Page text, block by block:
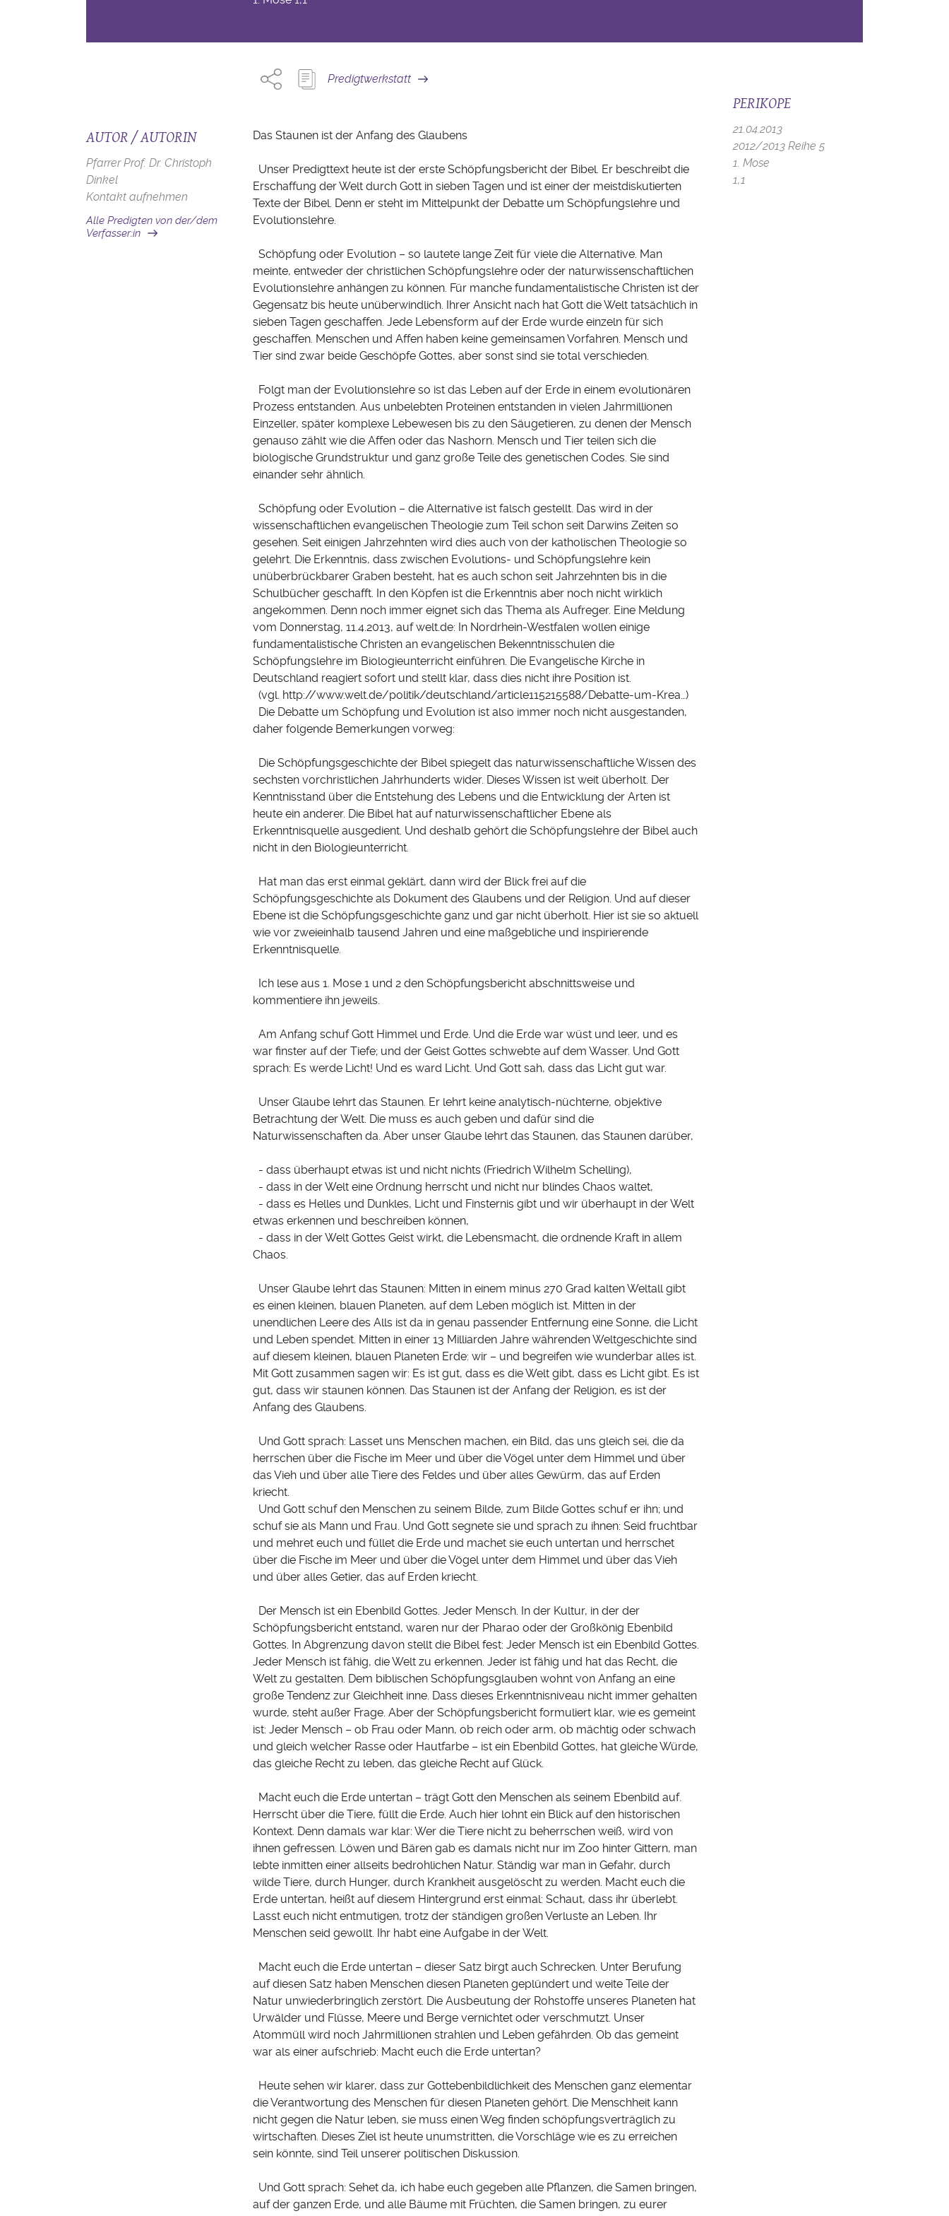
Predigtwerkstatt
AUTOR / AUTORIN
Pfarrer Prof. Dr. Christoph
Dinkel
Kontakt aufnehmen
Alle Predigten von der/dem
Verfasser:in
Das Staunen ist der Anfang des Glaubens
Unser Predigttext heute ist der erste Schöpfungsbericht der Bibel. Er beschreibt die
Erschaffung der Welt durch Gott in sieben Tagen und ist einer der meistdiskutierten
Texte der Bibel. Denn er steht im Mittelpunkt der Debatte um Schöpfungslehre und
Evolutionslehre.
Schöpfung oder Evolution – so lautete lange Zeit für viele die Alternative. Man
meinte, entweder der christlichen Schöpfungslehre oder der naturwissenschaftlichen
Evolutionslehre anhängen zu können. Für manche fundamentalistische Christen ist der
Gegensatz bis heute unüberwindlich. Ihrer Ansicht nach hat Gott die Welt tatsächlich in
sieben Tagen geschaffen. Jede Lebensform auf der Erde wurde einzeln für sich
geschaffen. Menschen und Affen haben keine gemeinsamen Vorfahren. Mensch und
Tier sind zwar beide Geschöpfe Gottes, aber sonst sind sie total verschieden.
Folgt man der Evolutionslehre so ist das Leben auf der Erde in einem evolutionären
Prozess entstanden. Aus unbelebten Proteinen entstanden in vielen Jahrmillionen
Einzeller, später komplexe Lebewesen bis zu den Säugetieren, zu denen der Mensch
genauso zählt wie die Affen oder das Nashorn. Mensch und Tier teilen sich die
biologische Grundstruktur und ganz große Teile des genetischen Codes. Sie sind
einander sehr ähnlich.
Schöpfung oder Evolution – die Alternative ist falsch gestellt. Das wird in der
wissenschaftlichen evangelischen Theologie zum Teil schon seit Darwins Zeiten so
gesehen. Seit einigen Jahrzehnten wird dies auch von der katholischen Theologie so
gelehrt. Die Erkenntnis, dass zwischen Evolutions- und Schöpfungslehre kein
unüberbrückbarer Graben besteht, hat es auch schon seit Jahrzehnten bis in die
Schulbücher geschafft. In den Köpfen ist die Erkenntnis aber noch nicht wirklich
angekommen. Denn noch immer eignet sich das Thema als Aufreger. Eine Meldung
vom Donnerstag, 11.4.2013, auf welt.de: In Nordrhein-Westfalen wollen einige
fundamentalistische Christen an evangelischen Bekenntnisschulen die
Schöpfungslehre im Biologieunterricht einführen. Die Evangelische Kirche in
Deutschland reagiert sofort und stellt klar, dass dies nicht ihre Position ist.
(vgl. http://www.welt.de/politik/deutschland/article115215588/Debatte-um-Krea…)
Die Debatte um Schöpfung und Evolution ist also immer noch nicht ausgestanden,
daher folgende Bemerkungen vorweg:
Die Schöpfungsgeschichte der Bibel spiegelt das naturwissenschaftliche Wissen des
sechsten vorchristlichen Jahrhunderts wider. Dieses Wissen ist weit überholt. Der
Kenntnisstand über die Entstehung des Lebens und die Entwicklung der Arten ist
heute ein anderer. Die Bibel hat auf naturwissenschaftlicher Ebene als
Erkenntnisquelle ausgedient. Und deshalb gehört die Schöpfungslehre der Bibel auch
nicht in den Biologieunterricht.
Hat man das erst einmal geklärt, dann wird der Blick frei auf die
Schöpfungsgeschichte als Dokument des Glaubens und der Religion. Und auf dieser
Ebene ist die Schöpfungsgeschichte ganz und gar nicht überholt. Hier ist sie so aktuell
wie vor zweieinhalb tausend Jahren und eine maßgebliche und inspirierende
Erkenntnisquelle.
Ich lese aus 1. Mose 1 und 2 den Schöpfungsbericht abschnittsweise und
kommentiere ihn jeweils.
Am Anfang schuf Gott Himmel und Erde. Und die Erde war wüst und leer, und es
war finster auf der Tiefe; und der Geist Gottes schwebte auf dem Wasser. Und Gott
sprach: Es werde Licht! Und es ward Licht. Und Gott sah, dass das Licht gut war.
Unser Glaube lehrt das Staunen. Er lehrt keine analytisch-nüchterne, objektive
Betrachtung der Welt. Die muss es auch geben und dafür sind die
Naturwissenschaften da. Aber unser Glaube lehrt das Staunen, das Staunen darüber,
- dass überhaupt etwas ist und nicht nichts (Friedrich Wilhelm Schelling),
- dass in der Welt eine Ordnung herrscht und nicht nur blindes Chaos waltet,
- dass es Helles und Dunkles, Licht und Finsternis gibt und wir überhaupt in der Welt
etwas erkennen und beschreiben können,
- dass in der Welt Gottes Geist wirkt, die Lebensmacht, die ordnende Kraft in allem
Chaos.
Unser Glaube lehrt das Staunen: Mitten in einem minus 270 Grad kalten Weltall gibt
es einen kleinen, blauen Planeten, auf dem Leben möglich ist. Mitten in der
unendlichen Leere des Alls ist da in genau passender Entfernung eine Sonne, die Licht
und Leben spendet. Mitten in einer 13 Milliarden Jahre währenden Weltgeschichte sind
auf diesem kleinen, blauen Planeten Erde: wir – und begreifen wie wunderbar alles ist.
Mit Gott zusammen sagen wir: Es ist gut, dass es die Welt gibt, dass es Licht gibt. Es ist
gut, dass wir staunen können. Das Staunen ist der Anfang der Religion, es ist der
Anfang des Glaubens.
Und Gott sprach: Lasset uns Menschen machen, ein Bild, das uns gleich sei, die da
herrschen über die Fische im Meer und über die Vögel unter dem Himmel und über
das Vieh und über alle Tiere des Feldes und über alles Gewürm, das auf Erden
kriecht.
Und Gott schuf den Menschen zu seinem Bilde, zum Bilde Gottes schuf er ihn; und
schuf sie als Mann und Frau. Und Gott segnete sie und sprach zu ihnen: Seid fruchtbar
und mehret euch und füllet die Erde und machet sie euch untertan und herrschet
über die Fische im Meer und über die Vögel unter dem Himmel und über das Vieh
und über alles Getier, das auf Erden kriecht.
Der Mensch ist ein Ebenbild Gottes. Jeder Mensch. In der Kultur, in der der
Schöpfungsbericht entstand, waren nur der Pharao oder der Großkönig Ebenbild
Gottes. In Abgrenzung davon stellt die Bibel fest: Jeder Mensch ist ein Ebenbild Gottes.
Jeder Mensch ist fähig, die Welt zu erkennen. Jeder ist fähig und hat das Recht, die
Welt zu gestalten. Dem biblischen Schöpfungsglauben wohnt von Anfang an eine
große Tendenz zur Gleichheit inne. Dass dieses Erkenntnisniveau nicht immer gehalten
wurde, steht außer Frage. Aber der Schöpfungsbericht formuliert klar, wie es gemeint
ist: Jeder Mensch – ob Frau oder Mann, ob reich oder arm, ob mächtig oder schwach
und gleich welcher Rasse oder Hautfarbe – ist ein Ebenbild Gottes, hat gleiche Würde,
das gleiche Recht zu leben, das gleiche Recht auf Glück.
Macht euch die Erde untertan – trägt Gott den Menschen als seinem Ebenbild auf.
Herrscht über die Tiere, füllt die Erde. Auch hier lohnt ein Blick auf den historischen
Kontext. Denn damals war klar: Wer die Tiere nicht zu beherrschen weiß, wird von
ihnen gefressen. Löwen und Bären gab es damals nicht nur im Zoo hinter Gittern, man
lebte inmitten einer allseits bedrohlichen Natur. Ständig war man in Gefahr, durch
wilde Tiere, durch Hunger, durch Krankheit ausgelöscht zu werden. Macht euch die
Erde untertan, heißt auf diesem Hintergrund erst einmal: Schaut, dass ihr überlebt.
Lasst euch nicht entmutigen, trotz der ständigen großen Verluste an Leben. Ihr
Menschen seid gewollt. Ihr habt eine Aufgabe in der Welt.
Macht euch die Erde untertan – dieser Satz birgt auch Schrecken. Unter Berufung
auf diesen Satz haben Menschen diesen Planeten geplündert und weite Teile der
Natur unwiederbringlich zerstört. Die Ausbeutung der Rohstoffe unseres Planeten hat
Urwälder und Flüsse, Meere und Berge vernichtet oder verschmutzt. Unser
Atommüll wird noch Jahrmillionen strahlen und Leben gefährden. Ob das gemeint
war als einer aufschrieb: Macht euch die Erde untertan?
Heute sehen wir klarer, dass zur Gottebenbildlichkeit des Menschen ganz elementar
die Verantwortung des Menschen für diesen Planeten gehört. Die Menschheit kann
nicht gegen die Natur leben, sie muss einen Weg finden schöpfungsverträglich zu
wirtschaften. Dieses Ziel ist heute unumstritten, die Vorschläge wie es zu erreichen
sein könnte, sind Teil unserer politischen Diskussion.
Und Gott sprach: Sehet da, ich habe euch gegeben alle Pflanzen, die Samen bringen,
auf der ganzen Erde, und alle Bäume mit Früchten, die Samen bringen, zu eurer
PERIKOPE
21.04.2013
2012/2013 Reihe 5
1. Mose
1,1